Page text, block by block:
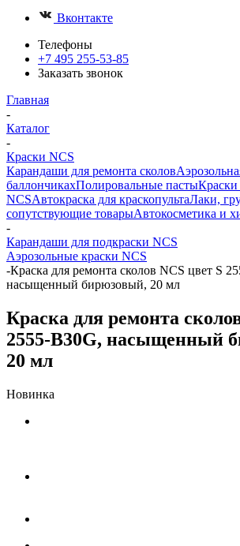
Вконтакте
Телефоны
+7 495 255-53-85
Заказать звонок
Главная
-
Каталог
-
Краски NCS
Карандаши для ремонта сколов
баллончикахПолировальные пасты
NCSАвтокраска для краскопультаЛаки,
сопутствующие товарыАвтокосметика и
-
Карандаши для подкраски NCS
Аэрозольные краски NCS
-Краска для ремонта сколов NCS цвет S
насыщенный бирюзовый, 20 мл
Краска для ремонта
2555-B30G, насыщенный
20 мл
Новинка